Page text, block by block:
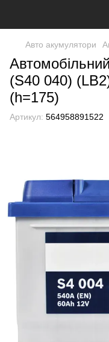
Авто акумулятори
(S40 040)
(h=175)
Артикул: 564958891522